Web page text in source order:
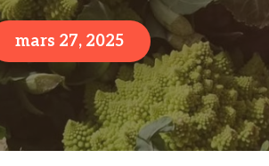
mars 27, 2025